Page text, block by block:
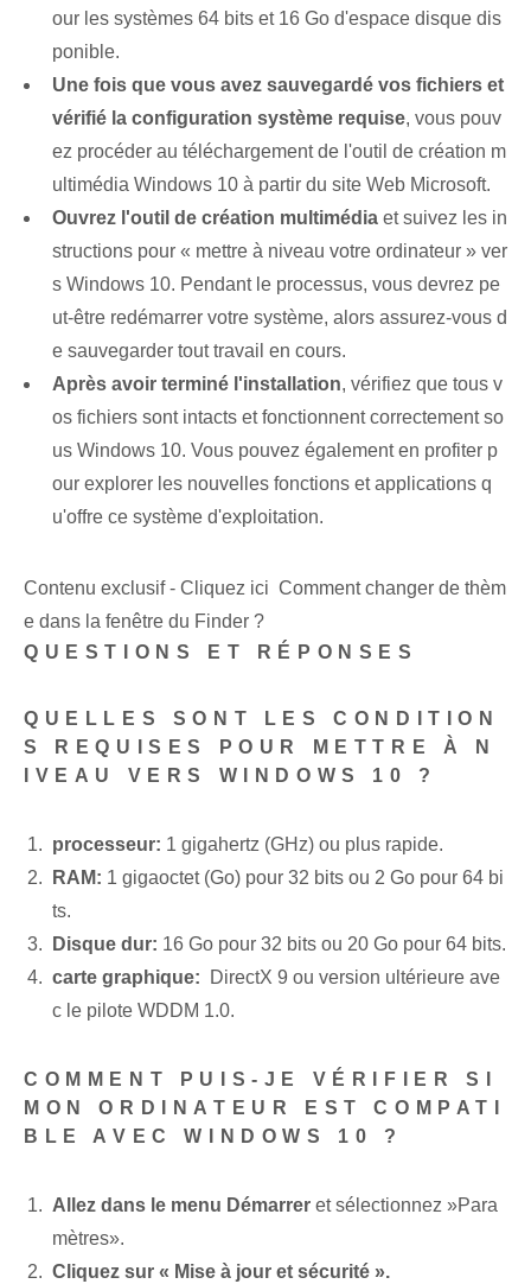
our les systèmes 64 bits et 16 Go d'espace disque dis
ponible.
Une fois que vous avez sauvegardé vos fichiers et
vérifié la configuration système requise, vous pouv
ez procéder au téléchargement de l'outil de création m
ultimédia Windows 10 à partir du site Web ⁢Microsoft.
Ouvrez l'outil de création multimédia⁢ et suivez les in
structions pour « mettre à niveau votre ordinateur » ver
s Windows⁢ 10. Pendant le processus, vous devrez pe
ut-être redémarrer votre système, alors assurez-vous d
e sauvegarder tout travail en cours.
Après avoir terminé l'installation, vérifiez que tous v
os fichiers sont intacts et fonctionnent correctement so
us Windows 10. Vous pouvez également en profiter p
our explorer les nouvelles fonctions et applications q
u'offre ce système d'exploitation.
Contenu exclusif - Cliquez ici Comment changer de thèm
e dans la fenêtre du Finder ?
QUESTIONS ET RÉPONSES
QUELLES SONT LES CONDITION
S REQUISES POUR METTRE À N
IVEAU VERS WINDOWS 10 ?
processeur: 1 gigahertz ‌(GHz) ou plus rapide.
RAM: 1 gigaoctet (Go) pour 32 bits ou 2 Go pour 64 bi
ts.
Disque dur: 16 Go pour 32 bits ou 20 Go pour 64 bits.
carte graphique: ‌ DirectX 9 ou version ultérieure ave
c le pilote WDDM 1.0.
COMMENT PUIS-JE VÉRIFIER SI
MON ORDINATEUR EST COMPATI
BLE AVEC WINDOWS 10 ?
Allez dans le menu Démarrer et sélectionnez ⁣»Para
mètres».
Cliquez⁤ sur « Mise à jour et sécurité ».